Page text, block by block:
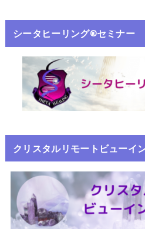
シータヒーリング®️セミナー
クリスタルリモートビューイ